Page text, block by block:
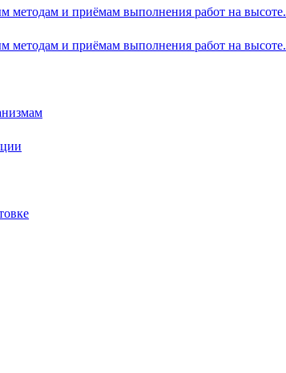
методам и приёмам выполнения работ на высоте.
методам и приёмам выполнения работ на высоте.